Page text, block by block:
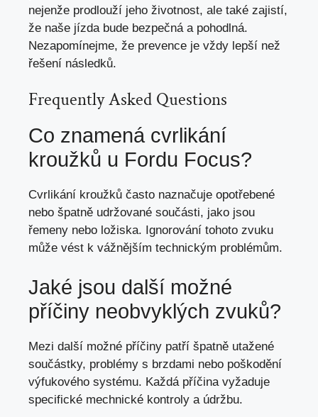
nejenže prodlouží jeho životnost, ale také zajistí,
že naše jízda bude bezpečná a pohodlná.
Nezapomínejme, že prevence je vždy lepší než
řešení následků.
Frequently Asked Questions
Co znamená cvrlikání
kroužků u Fordu Focus?
Cvrlikání kroužků často naznačuje opotřebené
nebo špatně udržované součásti, jako jsou
řemeny nebo ložiska. Ignorování tohoto zvuku
může vést k vážnějším technickým problémům.
Jaké jsou další možné
příčiny neobvyklých zvuků?
Mezi další možné příčiny patří špatně utažené
součástky, problémy s brzdami nebo poškodění
výfukového systému. Každá příčina vyžaduje
specifické mechnické kontroly a údržbu.